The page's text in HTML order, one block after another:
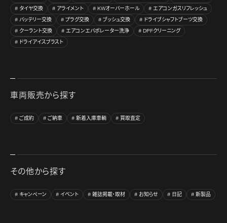
タイヤ交換
アライメント KWオーバーホール
エアコンガスリフレッシュ
バッテリー交換
プラグ交換 ブッシュ交換
ドライブシャフトブーツ交換
クーラント交換
エアコンエバポレーター洗浄
DPFクリーニング
ドライアイスブラスト
車両販売から探す
ご成約 ご納車 新着入庫車輌 買取査定
その他から探す
キャンペーン イベント 雑誌掲載・取材 お知らせ 日記 新製品